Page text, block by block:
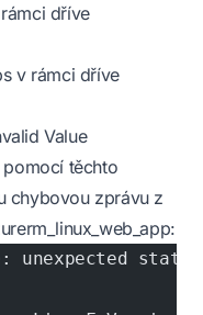
dříve
v rámci dříve
Value
pomocí těchto
chybovou zprávu z
:
unexpected